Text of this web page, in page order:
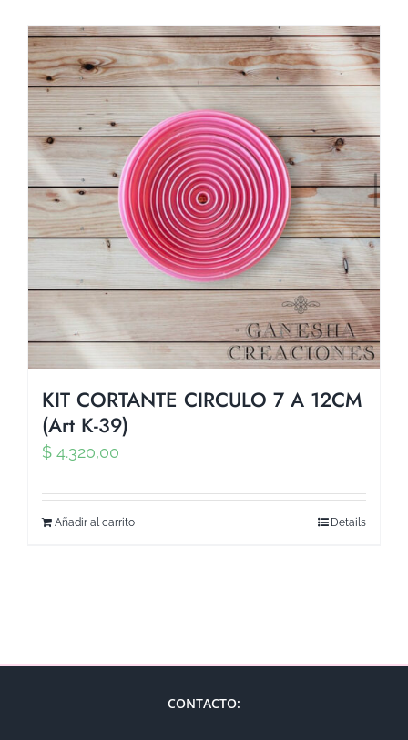
KIT CORTANTE CIRCULO 7 A 12CM
(Art K-39)
$ 4.320,00
Añadir al carrito Details
CONTACTO: